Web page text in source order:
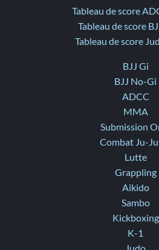
Tableau de score
Tableau de score
Tableau de score
BJJ Gi
BJJ No-Gi
ADCC
MMA
Submission
Combat Ju-
Lutte
Grappling
Aikido
Sambo
Kickboxing
K-1